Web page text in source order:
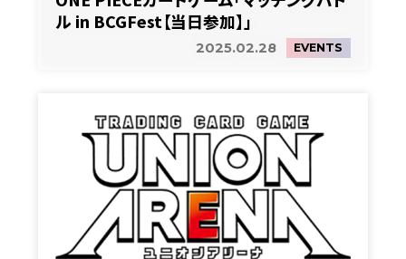
ル in BCGFest【当日参加】」
2025.02.28 EVENTS